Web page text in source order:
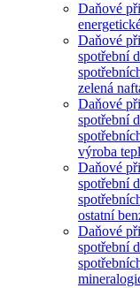
Daňové
Daňové
spotřební
zelená
Daňové
spotřební
výroba
Daňové
spotřební
ostatní
Daňové
spotřební